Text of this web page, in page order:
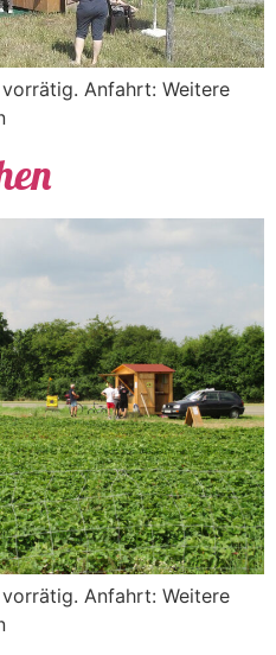
Anfahrt: Weitere
Anfahrt: Weitere